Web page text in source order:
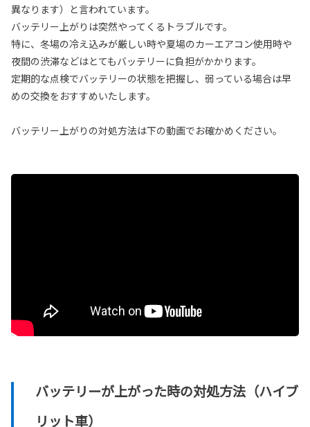
異なります）と言われています。
バッテリー上がりは突然やってくるトラブルです。
特に、冬場の冷え込みが厳しい時や夏場のカーエアコン使用時や
夜間の渋滞などはとてもバッテリーに負担がかかります。
定期的な点検でバッテリーの状態を把握し、弱っている場合は早
めの交換をおすすめいたします。
バッテリー上がりの対処方法は下の動画でお確かめください。
バッテリーが上がった時の対処方法（ハイブ
リット車）